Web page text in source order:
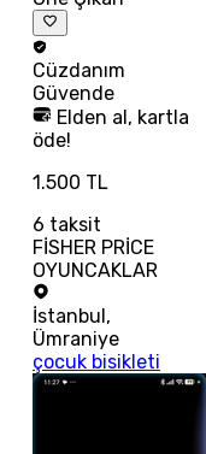
Cüzdanım
Güvende
Elden al, kartla
öde!
1.500 TL
6 taksit
FİSHER PRİCE
OYUNCAKLAR
İstanbul ,
Ümraniye
çocuk bisikleti